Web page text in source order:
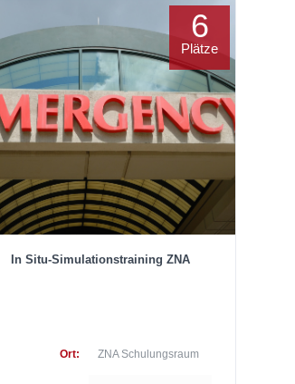
In Situ-Simulationstraining ZNA
Ort: ZNA Schulungsraum
6
Plätze